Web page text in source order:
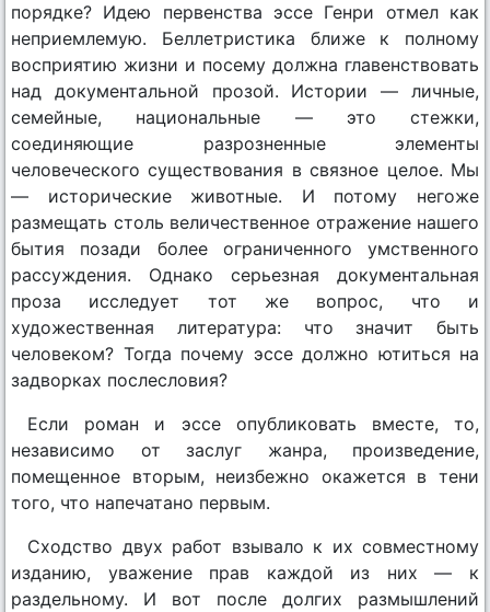
порядке? Идею первенства эссе Генри отмел как
неприемлемую. Беллетристика ближе к полному
восприятию жизни и посему должна главенствовать
над документальной прозой. Истории — личные,
семейные, национальные — это стежки,
соединяющие разрозненные элементы
человеческого существования в связное целое. Мы
— исторические животные. И потому негоже
размещать столь величественное отражение нашего
бытия позади более ограниченного умственного
рассуждения. Однако серьезная документальная
проза исследует тот же вопрос, что и
художественная литература: что значит быть
человеком? Тогда почему эссе должно ютиться на
задворках послесловия?
Если роман и эссе опубликовать вместе, то,
независимо от заслуг жанра, произведение,
помещенное вторым, неизбежно окажется в тени
того, что напечатано первым.
Сходство двух работ взывало к их совместному
изданию, уважение прав каждой из них — к
раздельному. И вот после долгих размышлений